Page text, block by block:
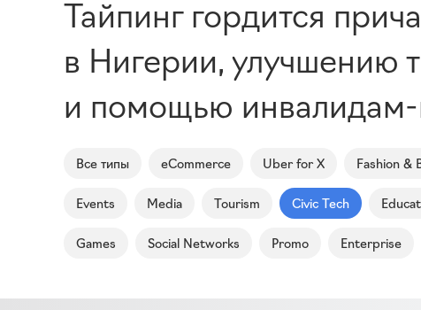
Тайпинг гордится
в Нигерии, улучшению
и помощью инвалидам-
Все типы eCommerce Uber for X Fashion &
Events Media Tourism Civic Tech
Games Social Networks Promo Enterprise